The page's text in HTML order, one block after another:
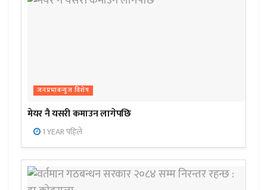
जनप्रभाबन्युज विशेष
मेयर नै यसरी कमाउन लागेपछि
1 YEAR पहिले